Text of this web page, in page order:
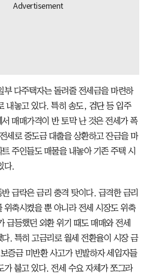
부 다주택자는 돌려줄 전세금을 마련하
내놓고 있다. 특히 송도, 검단 등 입주
매매가격이 반 토막 난 것은 전세가 폭
세로 중도금 대출을 상환하고 잔금을 마
주인들도 매물을 내놓아 기존 주택 시
다.
급락은 금리 충격 탓이다. 급격한 금리
위축시켰을 뿐 아니라 전세 시장도 위축
급등했던 외환 위기 때도 매매와 전세
. 특히 고금리로 월세 전환율이 시장 금
증금 미반환 사고가 빈발하자 세입자들
가 붙고 있다. 전세 수요 자체가 쪼그라